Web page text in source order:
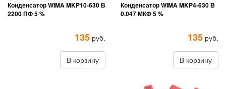
Конденсатор WIMA MKP10-630 В
2200 ПФ 5 %
135 руб.
В корзину
Конденсатор WIMA MKP4-630 В
0.047 МКФ 5 %
135 руб.
В корзину